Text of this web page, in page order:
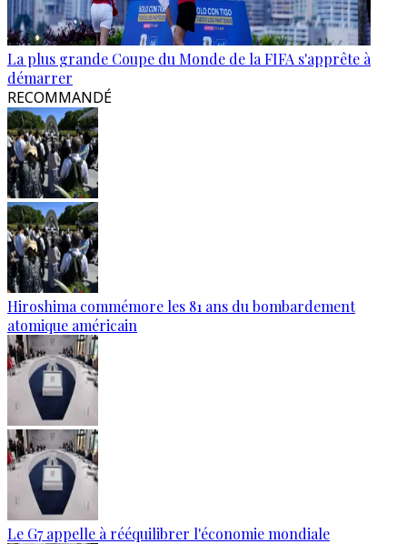
La plus grande Coupe du Monde de la FIFA s'apprête à
démarrer
RECOMMANDÉ
Hiroshima commémore les 81 ans du bombardement
atomique américain
Le G7 appelle à rééquilibrer l'économie mondiale